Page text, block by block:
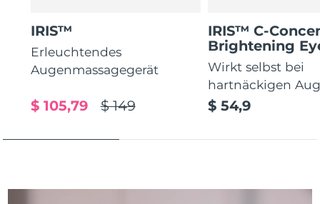
IRIS™
Erleuchtendes
Augenmassagegerät
$ 149
$ 105,79
IRIS™ C-
Brightening
Wirkt selbst bei
hartnäckigen
$ 54,9